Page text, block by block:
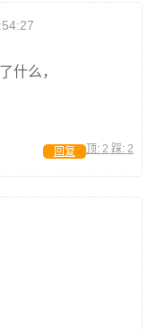
什么，
顶: 2 踩: 2
回复